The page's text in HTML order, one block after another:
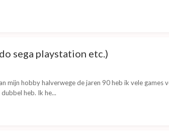
sega playstation etc.)
mijn hobby halverwege de jaren 90 heb ik vele
heb. Ik he...